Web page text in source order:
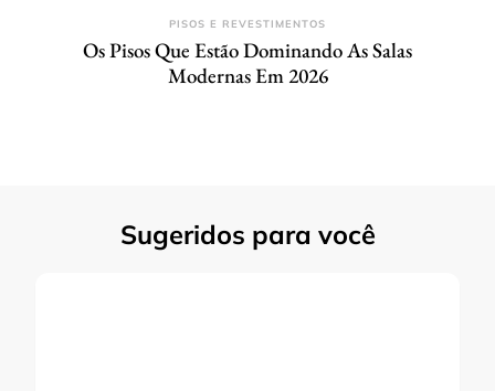
PISOS E REVESTIMENTOS
Os Pisos Que Estão Dominando As Salas
Modernas Em 2026
Sugeridos para você